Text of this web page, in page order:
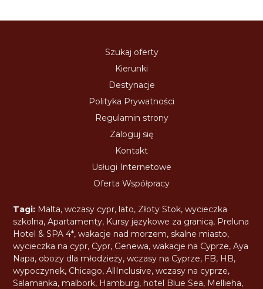
Szukaj oferty
Kierunki
Destynacje
Polityka Prywatności
Regulamin strony
Zaloguj się
Kontakt
Usługi Internetowe
Oferta Współpracy
Tagi: Malta,wczasy cypr, lato, Złoty Stok,wycieczka
szkolna,Apartamenty, Kursy językowe za granicą, Preluna
Hotel & SPA 4*,wakacje nad morzem,skalne miasto,
wycieczka na cypr, Cypr, Genewa,wakacje na Cyprze,Aya
Napa, obozy dla młodzieży,wczasy na Cyprze, FB, HB,
wypoczynek, Chicago,AllInclusive,wczasy na cyprze,
Salamanka, malbork, Hamburg, hotel Blue Sea, Mellieha,